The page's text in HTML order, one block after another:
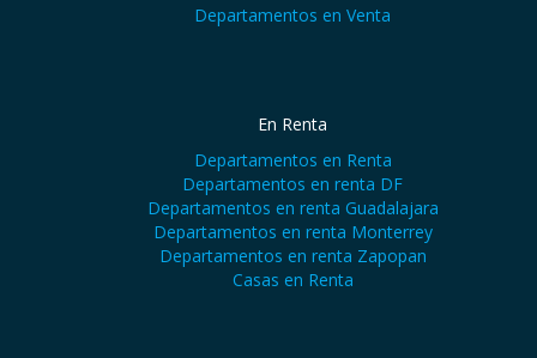
Departamentos en Venta
En Renta
Departamentos en Renta
Departamentos en renta DF
Departamentos en renta Guadalajara
Departamentos en renta Monterrey
Departamentos en renta Zapopan
Casas en Renta